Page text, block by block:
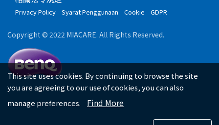
Privacy Policy Syarat Penggunaan Cookie GDPR
Copyright © 2022 MIACARE. All Rights Reserved.
This site uses cookies. By continuing to browse the site
you are agreeing to our use of cookies, you can also
manage preferences.
Find More